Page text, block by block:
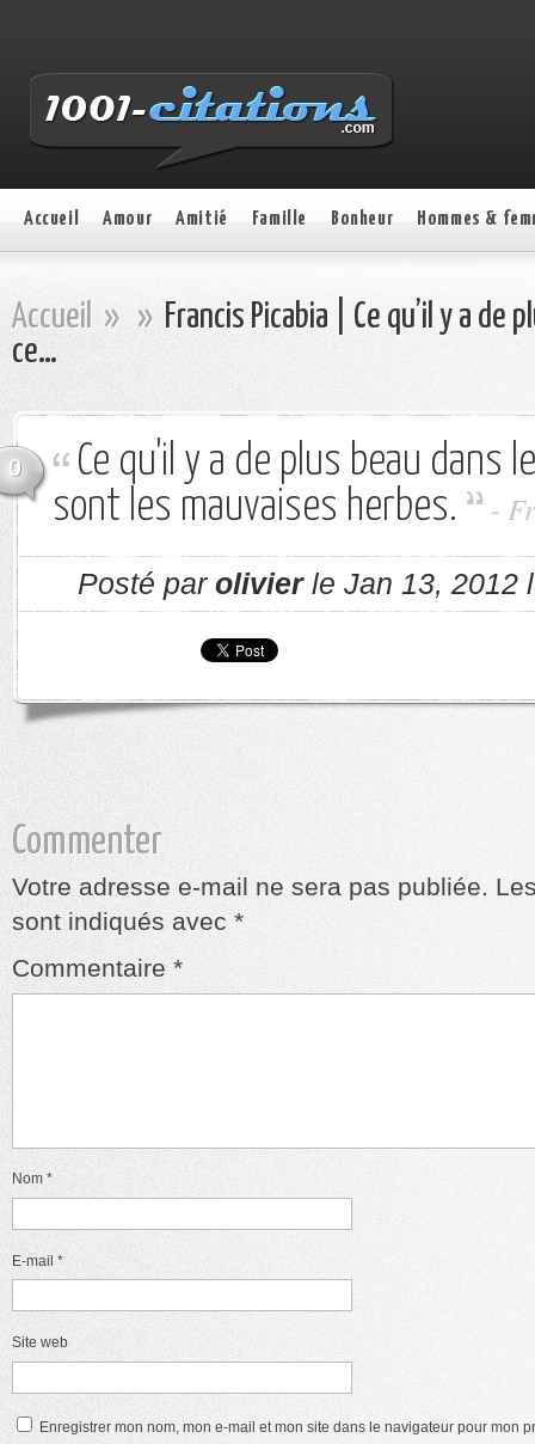
Accueil Amour Amitié Famille Bonheur Hommes &
Accueil » » Francis Picabia | Ce qu’il y a de
ce…
0
Ce qu'il y a de plus beau dans
sont les mauvaises herbes.
-
Posté par olivierle Jan 13, 2012
Commenter
Votre adresse e-mail ne sera pas publiée.
sont indiqués avec *
Commentaire *
Nom *
E-mail *
Site web
Enregistrer mon nom, mon e-mail et mon site dans le navigateur pour mon